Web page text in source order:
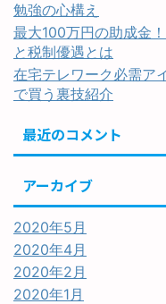
勉強の心構え
最大100万円の助成金
と税制優遇とは
在宅テレワーク必需
で買う裏技紹介
最近のコメント
アーカイブ
2020年5月
2020年4月
2020年2月
2020年1月